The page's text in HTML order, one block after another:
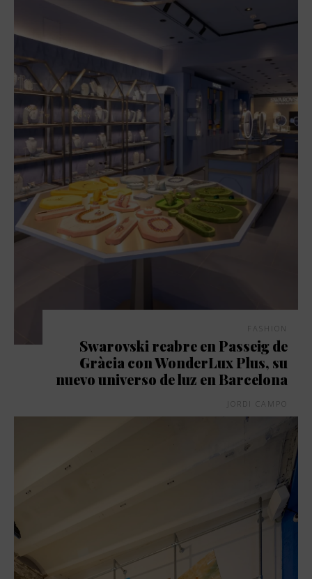
FASHION
Swarovski reabre en Passeig de
Gràcia con WonderLux Plus, su
nuevo universo de luz en Barcelona
JORDI CAMPO